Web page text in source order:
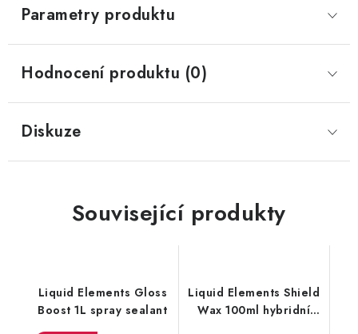
Parametry produktu
Hodnocení produktu (0)
Diskuze
Související produkty
Liquid Elements Gloss
Boost 1L spray sealant
Liquid Elements Shield
Wax 100ml hybridní